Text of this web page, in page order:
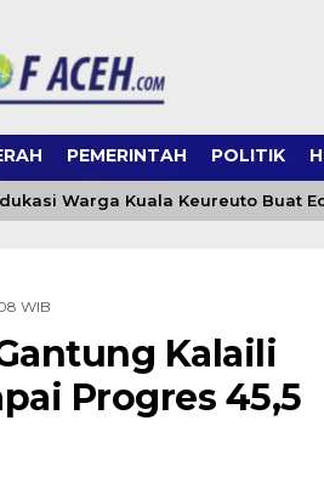
PEMERINTAH POLITIK
Warga Kuala Keureuto Buat
WIB
Kalaili
Progres 45,5